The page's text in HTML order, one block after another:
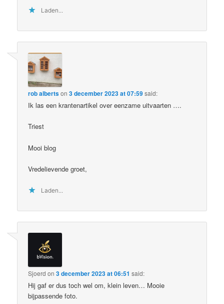
Laden...
rob albertson3 december 2023 at 07:59said:
Ik las een krantenartikel over eenzame uitvaarten ….
Triest
Mooi blog
Vredelievende groet,
Laden...
Sjoerd on3 december 2023 at 06:51 said:
Hij gaf er dus toch wel om, klein leven… Mooie
bijpassende foto.